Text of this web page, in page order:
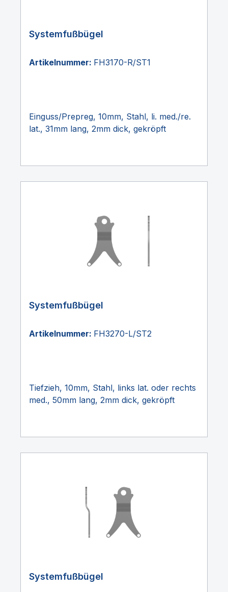
Systemfußbügel
Artikelnummer: FH3170-R/ST1
Einguss/Prepreg, 10mm, Stahl, li. med./re.
lat., 31mm lang, 2mm dick, gekröpft
Systemfußbügel
Artikelnummer: FH3270-L/ST2
Tiefzieh, 10mm, Stahl, links lat. oder rechts
med., 50mm lang, 2mm dick, gekröpft
Systemfußbügel